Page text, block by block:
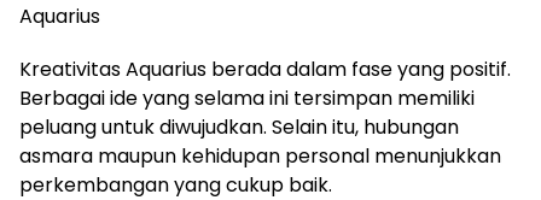
Aquarius
Kreativitas Aquarius berada dalam fase yang positif.
Berbagai ide yang selama ini tersimpan memiliki
peluang untuk diwujudkan. Selain itu, hubungan
asmara maupun kehidupan personal menunjukkan
perkembangan yang cukup baik.